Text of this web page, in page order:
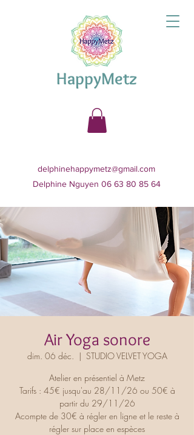
HappyMetz
delphinehappymetz@gmail.com
Delphine Nguyen 06 63 80 85 64
Air Yoga sonore
dim. 06 déc.
  |
STUDIO VELVET YOGA
Atelier en présentiel à Metz
Tarifs : 45€ jusqu'au 28/11/26 ou 50€ à
partir du 29/11/26
Acompte de 30€ à régler en ligne et le reste à
régler sur place en espèces